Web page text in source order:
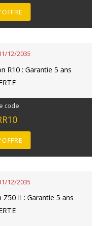
12/2035
R10 : Garantie 5 ans
code
12/2035
II : Garantie 5 ans